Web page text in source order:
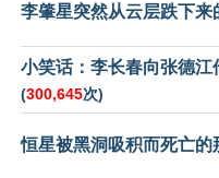
李肇星突然从云层跌下来
小笑话：李长春向张德江
(300,645次)
恒星被黑洞吸积而死亡的